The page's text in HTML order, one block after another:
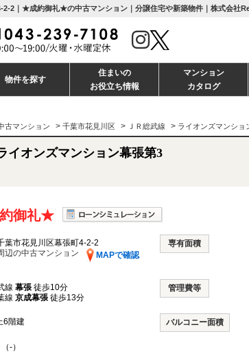
2-2｜★成約御礼★の中古マンション｜分譲住宅や新築物件｜株式会社
物件を探す
住まいの
お役立ち情報
マンション
カタログ
古マンション > 千葉市花見川区 > ＪＲ総武線 > ライオンズマンショ
イオンズマンション幕張第3
御礼★
葉市花見川区幕張町4-2-2
MAPで確認
辺の中古マンション
専有面積
線 幕張 徒歩10分
線 京成幕張 徒歩13分
管理費等
6階建 バルコニー面積
-）